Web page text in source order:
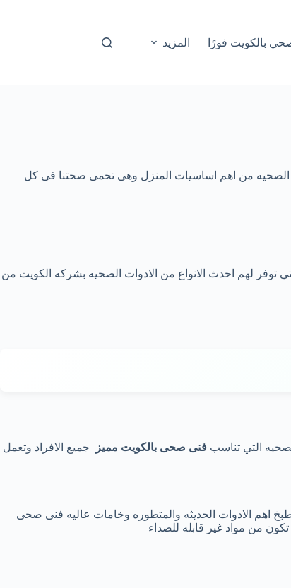
المزيد
الصحيه من اهم اساسيات المنزل وهى تحمى صحتنا فى كل
توفر لهم احدث الانواع من الادوات الصحيه بشركه الكويت من
التي تناسب فنى صحى بالكويت مميز جميع الافراد وتعمل
اهم الادوات الحديثه والمتطوره وخامات عاليه فنى صحى
من مواد غير قابله للصداء